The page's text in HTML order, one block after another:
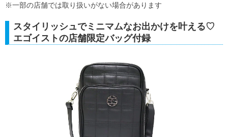
※一部の店舗では取り扱いがない場合があります
スタイリッシュでミニマムなお出かけを叶える♡
エゴイストの店舗限定バッグ付録